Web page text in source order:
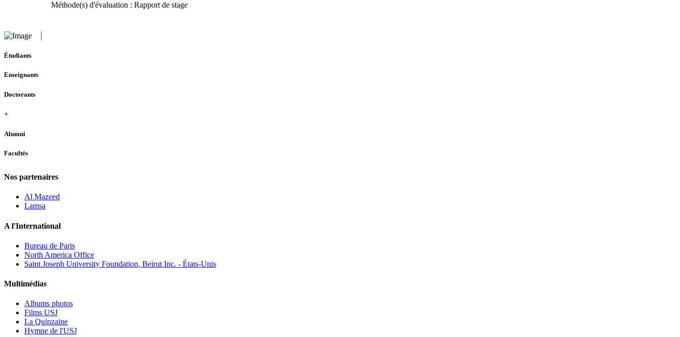
Méthode(s) d'évaluation : Rapport de stage
Étudiants
Enseignants
Doctorants
+
Alumni
Facultés
Nos partenaires
Al Mazeed
Lamsa
A l'International
Bureau de Paris
North America Office
Saint Joseph University Foundation, Beirut Inc. - États-Unis
Multimédias
Albums photos
Films USJ
La Quinzaine
Hymne de l'USJ